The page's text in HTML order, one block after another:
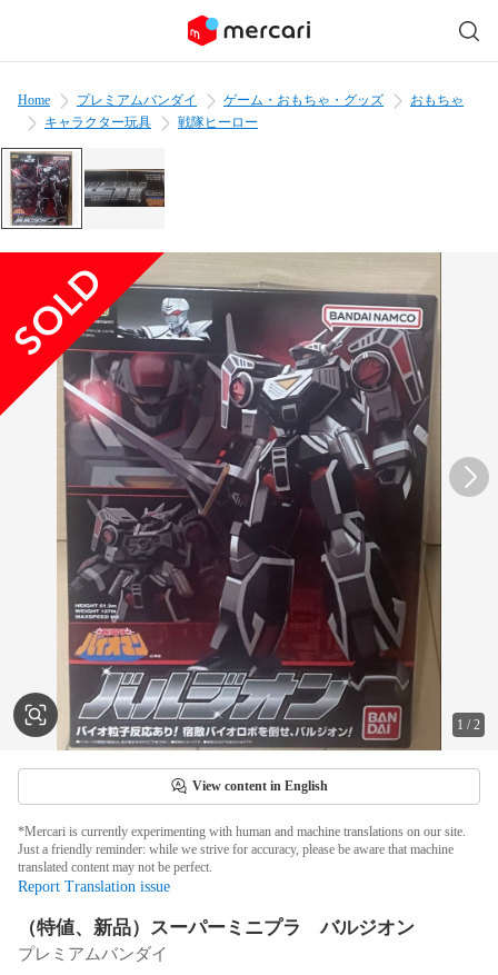
Home プレミアムバンダイ ゲーム・おもちゃ・グッズ
おもちゃ
キャラクター玩具
戦隊ヒーロー
1 /2
View content in English
*Mercari is currently experimenting with human and machine translations on our site.
Just a friendly reminder: while we strive for accuracy, please be aware that machine
translated content may not be perfect.
Report Translation issue
（特値、新品）スーパーミニプラ バルジオン
プレミアムバンダイ